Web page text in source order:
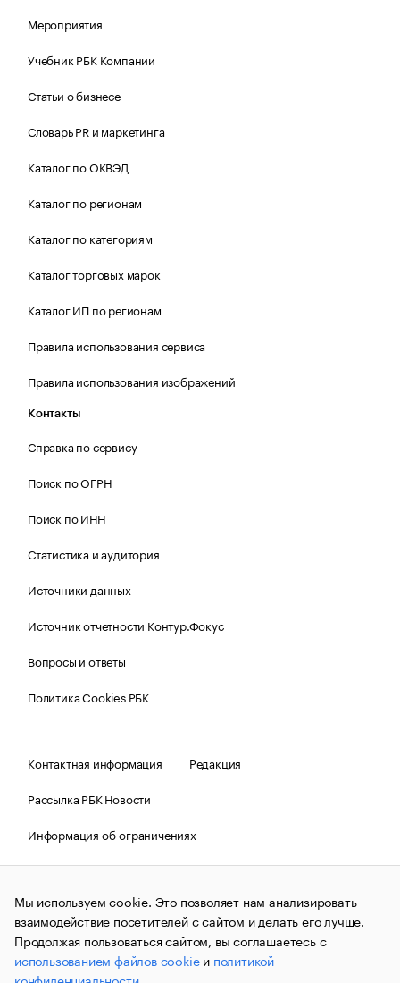
Мероприятия
Учебник РБК Компании
Статьи о бизнесе
Словарь PR и маркетинга
Каталог по ОКВЭД
Каталог по регионам
Каталог по категориям
Каталог торговых марок
Каталог ИП по регионам
Правила использования сервиса
Правила использования изображений
Контакты
Справка по сервису
Поиск по ОГРН
Поиск по ИНН
Статистика и аудитория
Источники данных
Источник отчетности Контур.Фокус
Вопросы и ответы
Политика Cookies РБК
Контактная информация
Редакция
Рассылка РБК Новости
Информация об ограничениях
Правовая информация
О соблюдении авторских прав
© АО «РОСБИЗНЕСКОНСАЛТИНГ»,1995–2026.Сообщения
и материалы информационного агентства «РБК»
(зарегистрировано Федеральной службой по надзору в сфере
связи, информационных технологий и массовых
коммуникаций (Роскомнадзор) 09.12.2015 за номером ИА
№ФС77-63848) сопровождаются пометкой «РБК». Отдельные
Мы используем cookie. Это позволяет нам анализировать
взаимодействие посетителей с сайтом и делать его лучше.
Продолжая пользоваться сайтом, вы соглашаетесь с
использованием файлов cookieи политикой